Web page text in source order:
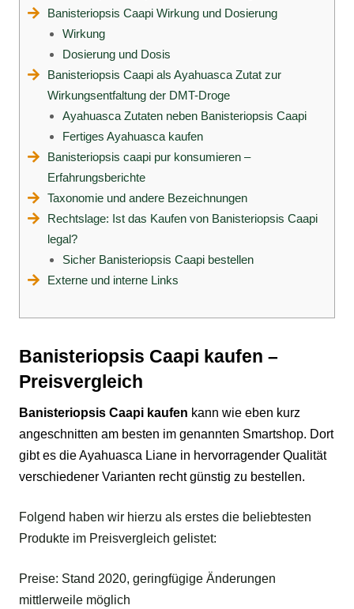
Banisteriopsis Caapi Wirkung und Dosierung
Wirkung
Dosierung und Dosis
Banisteriopsis Caapi als Ayahuasca Zutat zur
Wirkungsentfaltung der DMT-Droge
Ayahuasca Zutaten neben Banisteriopsis Caapi
Fertiges Ayahuasca kaufen
Banisteriopsis caapi pur konsumieren –
Erfahrungsberichte
Taxonomie und andere Bezeichnungen
Rechtslage: Ist das Kaufen von Banisteriopsis Caapi
legal?
Sicher Banisteriopsis Caapi bestellen
Externe und interne Links
Banisteriopsis Caapi kaufen –
Preisvergleich
Banisteriopsis Caapi kaufen kann wie eben kurz
angeschnitten am besten im genannten Smartshop. Dort
gibt es die Ayahuasca Liane in hervorragender Qualität
verschiedener Varianten recht günstig zu bestellen.
Folgend haben wir hierzu als erstes die beliebtesten
Produkte im Preisvergleich gelistet:
Preise: Stand 2020, geringfügige Änderungen
mittlerweile möglich